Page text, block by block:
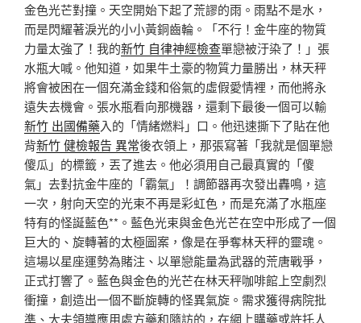
金色光芒對撞。天空開始下起了荒謬的雨。雨點不是水，
而是閃耀著淚光的小小黃銅齒輪。「不行！金牛座的物質
力量太強了！我的新竹 自律神經檢查單戀被汙染了！」張
水瓶大喊。他知道，如果牛土豪的物質力量勝出，林天秤
將會被困在一個充滿金錢和俗氣的虛假愛情裡，而他將永
遠失去機會。張水瓶看向那機器，還剩下最後一個可以輸
新竹 出國備藥入的「情緒燃料」口。他迅速撕下了貼在他
背新竹 健檢報告 異常後衣領上，那張寫著「我就是個單戀
傻瓜」的標籤，丟了進去。他必須用自己最真實的「傻
氣」去對抗金牛座的「霸氣」！調節器再次發出轟鳴，這
一次，射向天空的光束不再是彩虹色，而是充滿了水瓶座
特有的怪誕藍色**。藍色光束與金色光芒在空中形成了一個
巨大的、旋轉著的太極圖案，像是在爭奪林天秤的靈魂。
這場以星座運勢為賭注、以單戀能量為武器的荒唐戰爭，
正式打響了。藍色與金色的光芒在林天秤咖啡館上空劇烈
衝撞，創造出一個不斷旋轉的怪異氣旋。需求獲得病院批
準、大夫領導應用處方藥和隨訪的，在網上購藥或許托人